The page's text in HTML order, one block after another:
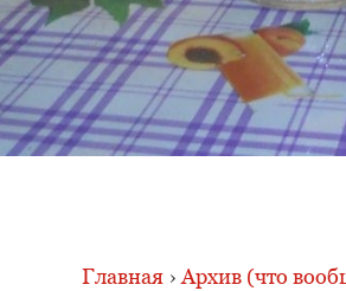
Главная › Архив (что